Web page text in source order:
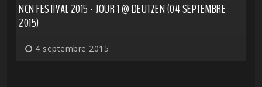
NCN FESTIVAL 2015 - JOUR 1 @ DEUTZEN (04 SEPTEMBRE
2015)
4 septembre 2015